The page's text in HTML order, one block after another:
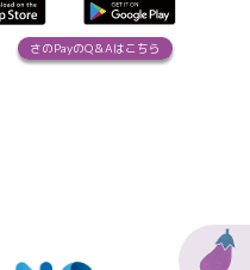
さのPayのQ＆Aはこちら